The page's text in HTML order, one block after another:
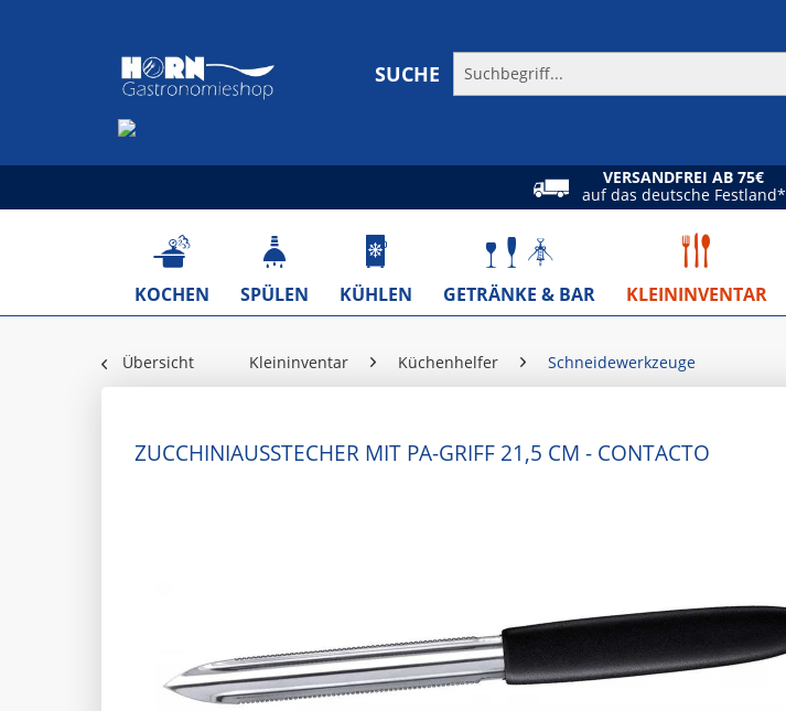
SUCHE
VERSANDFREI AB 75€
auf das deutsche Festland*
KOCHEN SPÜLEN KÜHLEN GETRÄNKE & BAR KLEININVENTAR
Übersicht Kleininventar Küchenhelfer Schneidewerkzeuge
ZUCCHINIAUSSTECHER MIT PA-GRIFF 21,5 CM - CONTACTO